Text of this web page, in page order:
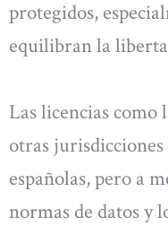
protegidos,
equilibran la
Las licencias
otras
españolas, pero a
normas de datos y